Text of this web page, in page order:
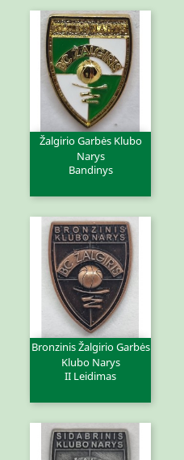
Žalgirio Garbės Klubo
Narys
Bandinys
Bronzinis Žalgirio Garbės
Klubo Narys
II Leidimas